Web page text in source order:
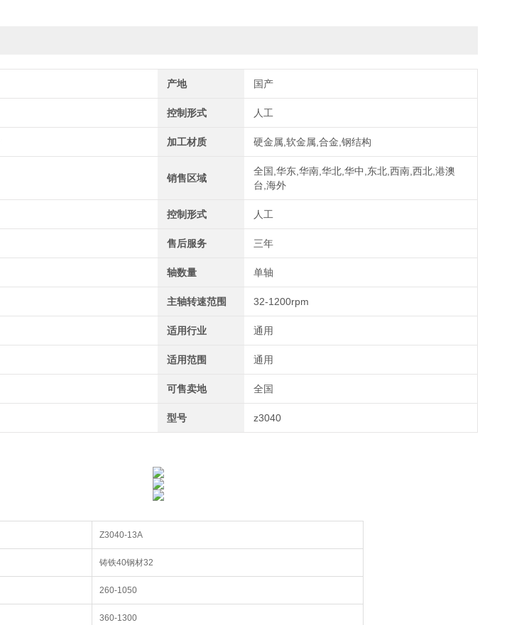
产地 国产
控制形式 人工
加工材质 硬金属,软金属,合金,钢结构
销售区域
全国,华东,华南,华北,华中,东北,西南,西北,港澳
台,海外
控制形式 人工
售后服务 三年
轴数量 单轴
主轴转速范围 32-1200rpm
适用行业 通用
适用范围 通用
可售卖地 全国
型号 z3040
Z3040-13A
铸铁40钢材32
260-1050
360-1300